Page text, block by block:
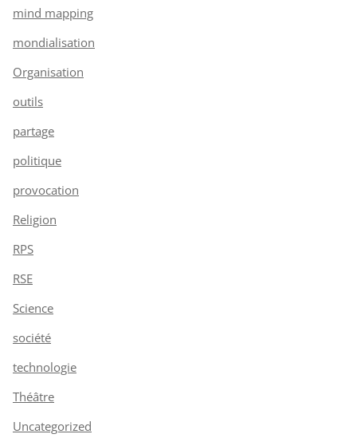
mind mapping
mondialisation
Organisation
outils
partage
politique
provocation
Religion
RPS
RSE
Science
société
technologie
Théâtre
Uncategorized